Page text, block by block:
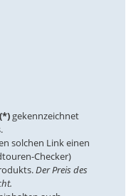
(*)gekennzeichnet
solchen Link einen
Checker)
Der Preis des